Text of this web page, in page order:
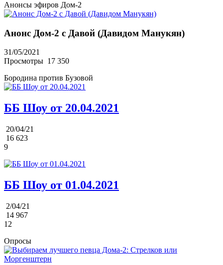
Анонсы эфиров Дом-2
Анонс Дом-2 с Давой (Давидом Манукян)
31/05/2021
Просмотры 17 350
Бородина против Бузовой
ББ Шоу от 20.04.2021
20/04/21
16 623
9
ББ Шоу от 01.04.2021
2/04/21
14 967
12
Опросы